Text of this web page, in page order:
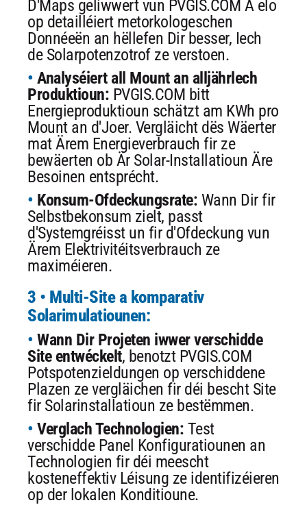
D'Maps geliwwert vun PVGIS.COM A elo
op detailléiert metorkologeschen
Donnéeën an hëllefen Dir besser, Iech
de Solarpotenzotrof ze verstoen.
Analyséiert all Mount an alljährlech
Produktioun: PVGIS.COM bitt
Energieproduktioun schätzt am KWh pro
Mount an d'Joer. Vergläicht dës Wäerter
mat Ärem Energieverbrauch fir ze
bewäerten ob Är Solar-Installatioun Äre
Besoinen entsprécht.
Konsum-Ofdeckungsrate: Wann Dir fir
Selbstbekonsum zielt, passt
d'Systemgréisst un fir d'Ofdeckung vun
Ärem Elektrivitéitsverbrauch ze
maximéieren.
3 • Multi-Site a komparativ
Solarimulatiounen:
Wann Dir Projeten iwwer verschidde
Site entwéckelt, benotzt PVGIS.COM
Potspotenzieldungen op verschiddene
Plazen ze vergläichen fir déi bescht Site
fir Solarinstallatioun ze bestëmmen.
Verglach Technologien: Test
verschidde Panel Konfiguratiounen an
Technologien fir déi meescht
kosteneffektiv Léisung ze identifizéieren
op der lokalen Konditioune.